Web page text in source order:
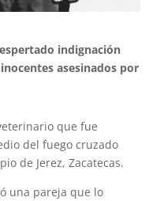
indignación
asesinados por
que fue
del fuego cruzado
de Jerez, Zacatecas.
una pareja que lo